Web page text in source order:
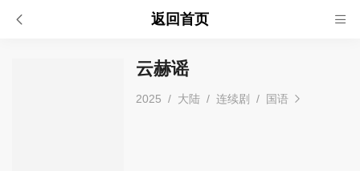
返回首页
云赫谣
2025 / 大陆 / 连续剧 / 国语